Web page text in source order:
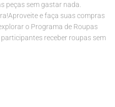
peças sem gastar nada.
e faça suas compras
o Programa de Roupas
receber roupas sem